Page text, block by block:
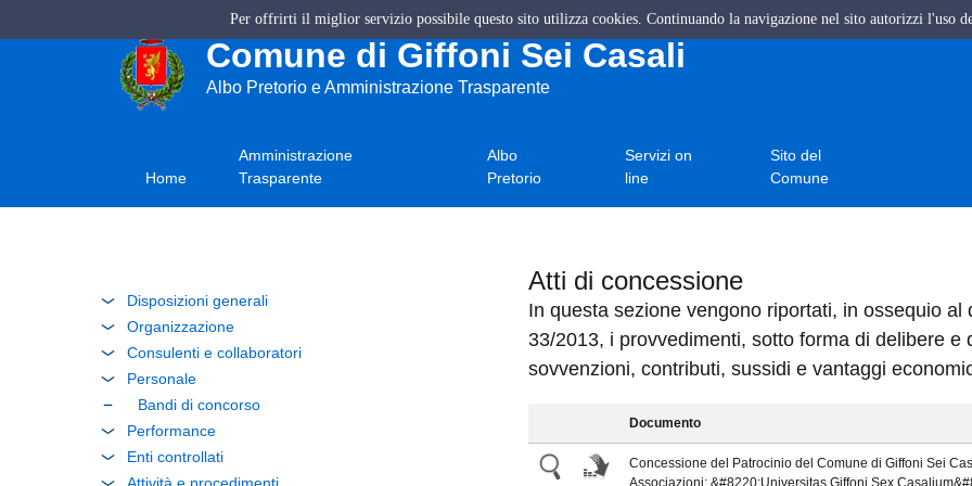
Comune di Giffoni Sei Casali
Albo Pretorio e Amministrazione Trasparente
Home
Amministrazione
Trasparente
Albo
Pretorio
Servizi on
line
Sito del
Comune
Disposizioni generali
Organizzazione
Consulenti e collaboratori
Personale
Bandi di concorso
Performance
Enti controllati
Atti di concessione
In questa sezione vengono riportati, in ossequio
33/2013, i provvedimenti, sotto forma di delibere
sovvenzioni, contributi, sussidi e vantaggi
Documento
Concessione del Patrocinio del Comune di Giffoni Sei
Associazioni: &#8220;Universitas Giffoni Sex
Per offrirti il miglior servizio possibile questo sito utilizza cookies. Continuando la navigazione nel sito autorizzi l'uso